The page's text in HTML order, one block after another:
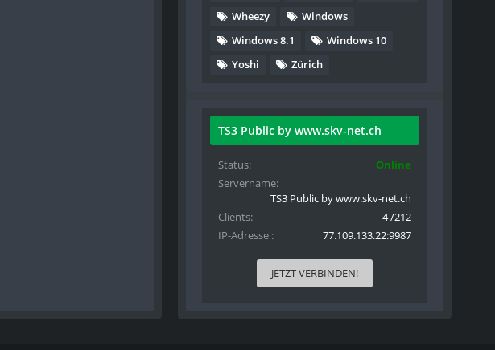
Wheezy
Windows
Windows 8.1
Windows 10
Yoshi
Zürich
TS3 Public by www.skv-net.ch
Status
Online
Servername
TS3 Public by www.skv-net.ch
Clients
4 /212
IP-Adresse
77.109.133.22:9987
JETZT VERBINDEN!